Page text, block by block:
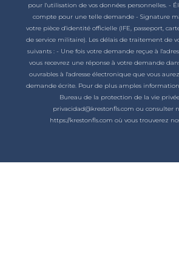
pour l'utilisation de vos données personnelles. -
compte pour une telle demande - Signature
votre pièce d'identité officielle (IFE, passeport,
de service militaire). Les délais de traitement de
suivants : - Une fois votre demande reçue à
vous recevrez une réponse à votre demande
ouvrables à l'adresse électronique que vous
demande écrite. Pour de plus amples
Bureau de la protection de la vie
privacidad@krestonfls.com ou consulter
https://krestonfls.com où vous trouverez